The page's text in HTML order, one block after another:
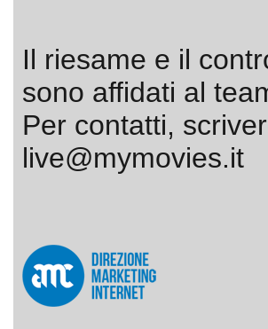
Il riesame e il
sono affidati al
Per contatti,
live@mymovies.it